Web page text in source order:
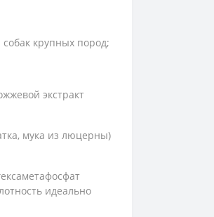
крупных пород;
экстракт
мука из люцерны)
идеально